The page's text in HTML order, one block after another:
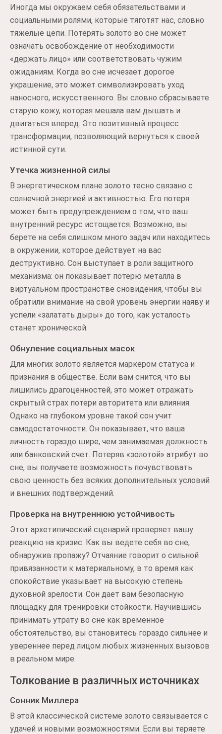
Иногда мы окружаем себя обязательствами и
социальными ролями, которые тяготят нас, словно
тяжелые цепи. Потерять золото во сне может
означать освобождение от необходимости
«держать лицо» или соответствовать чужим
ожиданиям. Когда во сне исчезает дорогое
украшение, это может символизировать уход
наносного, искусственного. Вы словно сбрасываете
старую кожу, которая мешала вам дышать и
двигаться вперед. Это позитивный процесс
трансформации, позволяющий вернуться к своей
истинной сути.
Утечка жизненной силы
В энергетическом плане золото тесно связано с
солнечной энергией и активностью. Его потеря
может быть предупреждением о том, что ваш
внутренний ресурс истощается. Возможно, вы
берете на себя слишком много задач или находитесь
в окружении, которое действует на вас
деструктивно. Сон выступает в роли защитного
механизма: он показывает потерю металла в
виртуальном пространстве сновидения, чтобы вы
обратили внимание на свой уровень энергии наяву и
успели «залатать дыры» до того, как усталость
станет хронической.
Обнуление социальных масок
Для многих золото является маркером статуса и
признания в обществе. Если вам снится, что вы
лишились драгоценностей, это может отражать
скрытый страх потери авторитета или влияния.
Однако на глубоком уровне такой сон учит
самодостаточности. Он показывает, что ваша
личность гораздо шире, чем занимаемая должность
или банковский счет. Потеряв «золотой» атрибут во
сне, вы получаете возможность почувствовать
свою ценность без всяких дополнительных условий
и внешних подтверждений.
Проверка на внутреннюю устойчивость
Этот архетипический сценарий проверяет вашу
реакцию на кризис. Как вы ведете себя во сне,
обнаружив пропажу? Отчаяние говорит о сильной
привязанности к материальному, в то время как
спокойствие указывает на высокую степень
духовной зрелости. Сон дает вам безопасную
площадку для тренировки стойкости. Научившись
принимать утрату во сне как временное
обстоятельство, вы становитесь гораздо сильнее и
увереннее перед лицом любых жизненных вызовов
в реальном мире.
Толкование в различных источниках
Сонник Миллера
В этой классической системе золото связывается с
удачей и новыми возможностями. Если вы теряете